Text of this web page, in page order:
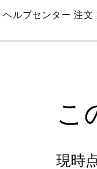
Skip
Main
ヘルプセンター 注文
こ
現時